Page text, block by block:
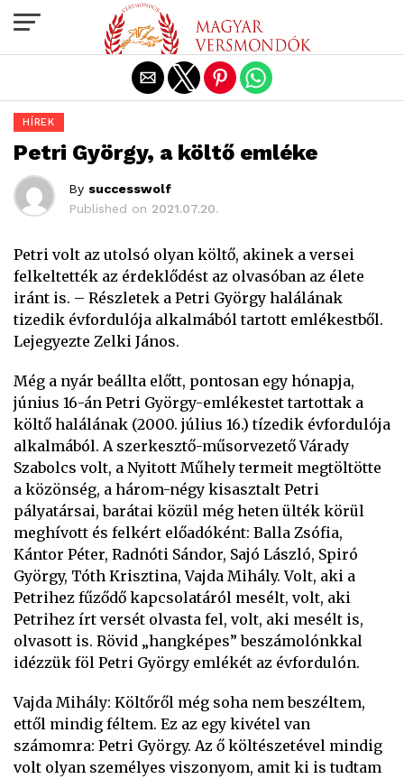
HÍREK
Petri György, a költő emléke
By successwolf
Published on 2021.07.20.
Petri volt az utolsó olyan költő, akinek a versei
felkeltették az érdeklődést az olvasóban az élete
iránt is. – Részletek a Petri György halálának
tizedik évfordulója alkalmából tartott emlékestből.
Lejegyezte Zelki János.
Még a nyár beállta előtt, pontosan egy hónapja,
június 16-án Petri György-emlékestet tartottak a
költő halálának (2000. július 16.) tízedik évfordulója
alkalmából. A szerkesztő-műsorvezető Várady
Szabolcs volt, a Nyitott Műhely termeit megtöltötte
a közönség, a három-négy kisasztalt Petri
pályatársai, barátai közül még heten ülték körül
meghívott és felkért előadóként: Balla Zsófia,
Kántor Péter, Radnóti Sándor, Sajó László, Spiró
György, Tóth Krisztina, Vajda Mihály. Volt, aki a
Petrihez fűződő kapcsolatáról mesélt, volt, aki
Petrihez írt versét olvasta fel, volt, aki mesélt is,
olvasott is. Rövid „hangképes” beszámolónkkal
idézzük föl Petri György emlékét az évfordulón.
Vajda Mihály: Költőről még soha nem beszéltem,
ettől mindig féltem. Ez az egy kivétel van
számomra: Petri György. Az ő költészetével mindig
volt olyan személyes viszonyom, amit ki is tudtam
Exit mobile version